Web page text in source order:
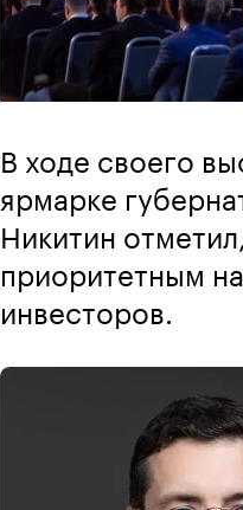
В ходе своего
ярмарке
Никитин
приоритетным
инвесторов.